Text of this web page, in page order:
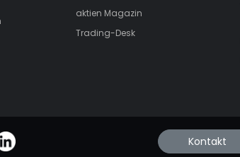
aktien Magazin
Trading-Desk
Kontakt